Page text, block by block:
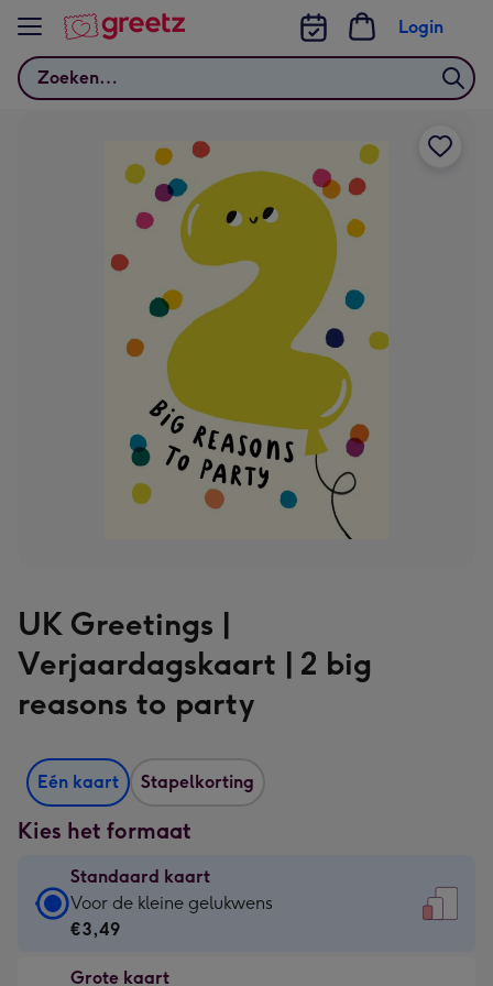
Bekijk meer
Zoeken
Login
UK Greetings |
Verjaardagskaart | 2 big
reasons to party
Eén kaart Stapelkorting
Kies het formaat
Standaard kaart
Standaard
kaart
€3,49
Voor de kleine gelukwens
€3,49
Grote kaart